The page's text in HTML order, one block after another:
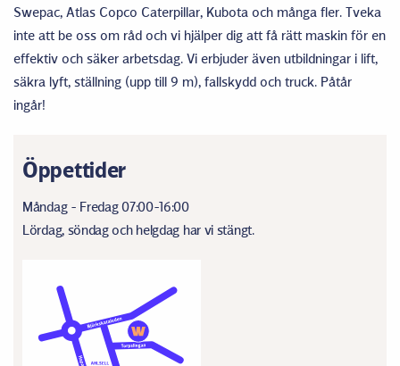
Swepac, Atlas Copco Caterpillar, Kubota och många fler. Tveka
inte att be oss om råd och vi hjälper dig att få rätt maskin för en
effektiv och säker arbetsdag. Vi erbjuder även utbildningar i lift,
säkra lyft, ställning (upp till 9 m), fallskydd och truck. Påtår
ingår!
Öppettider
Måndag - Fredag 07:00-16:00
Lördag, söndag och helgdag har vi stängt.